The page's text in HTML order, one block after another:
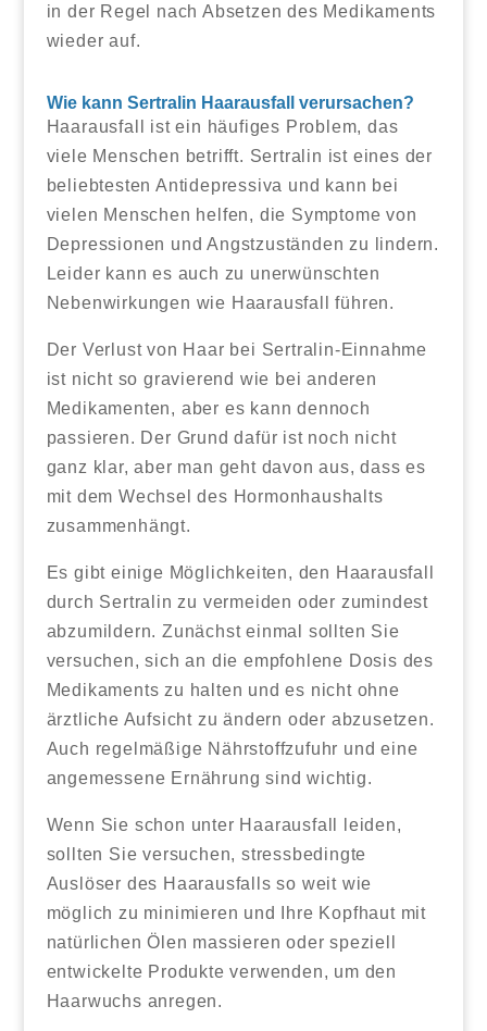
in der Regel nach Absetzen des Medikaments
wieder auf.
Wie kann Sertralin Haarausfall verursachen?
Haarausfall ist ein häufiges Problem, das
viele Menschen betrifft. Sertralin ist eines der
beliebtesten Antidepressiva und kann bei
vielen Menschen helfen, die Symptome von
Depressionen und Angstzuständen zu lindern.
Leider kann es auch zu unerwünschten
Nebenwirkungen wie Haarausfall führen.
Der Verlust von Haar bei Sertralin-Einnahme
ist nicht so gravierend wie bei anderen
Medikamenten, aber es kann dennoch
passieren. Der Grund dafür ist noch nicht
ganz klar, aber man geht davon aus, dass es
mit dem Wechsel des Hormonhaushalts
zusammenhängt.
Es gibt einige Möglichkeiten, den Haarausfall
durch Sertralin zu vermeiden oder zumindest
abzumildern. Zunächst einmal sollten Sie
versuchen, sich an die empfohlene Dosis des
Medikaments zu halten und es nicht ohne
ärztliche Aufsicht zu ändern oder abzusetzen.
Auch regelmäßige Nährstoffzufuhr und eine
angemessene Ernährung sind wichtig.
Wenn Sie schon unter Haarausfall leiden,
sollten Sie versuchen, stressbedingte
Auslöser des Haarausfalls so weit wie
möglich zu minimieren und Ihre Kopfhaut mit
natürlichen Ölen massieren oder speziell
entwickelte Produkte verwenden, um den
Haarwuchs anregen.